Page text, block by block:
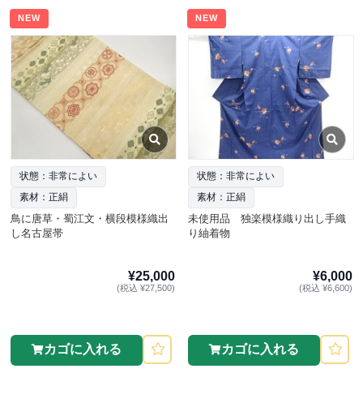
NEW
状態：非常によい
素材：正絹
鳥に唐草・蜀江文・横段模様織出
し名古屋帯
¥25,000
(税込 ¥27,500)
カゴに入れる
NEW
状態：非常によい
素材：正絹
未使用品 独楽模様織り出し手織
り紬着物
¥6,000
(税込 ¥6,600)
カゴに入れる